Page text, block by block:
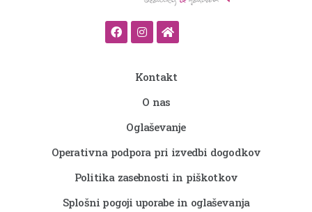
Kontakt
O nas
Oglaševanje
Operativna podpora pri izvedbi dogodkov
Politika zasebnosti in piškotkov
Splošni pogoji uporabe in oglaševanja